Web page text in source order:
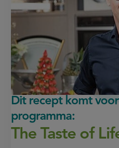
(opent
in
nieuw
venster,
externe
link)
(opent
in
nieuw
venster,
externe
link)
Dit recept komt
programma:
The Taste of